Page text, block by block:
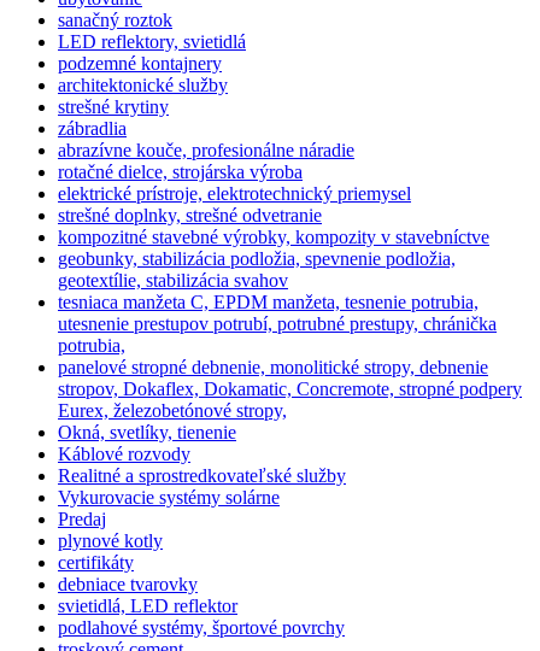
sanačný roztok
LED reflektory, svietidlá
podzemné kontajnery
architektonické služby
strešné krytiny
zábradlia
abrazívne kouče, profesionálne náradie
rotačné dielce, strojárska výroba
elektrické prístroje, elektrotechnický priemysel
strešné doplnky, strešné odvetranie
kompozitné stavebné výrobky, kompozity v stavebníctve
geobunky, stabilizácia podložia, spevnenie podložia,
geotextílie, stabilizácia svahov
tesniaca manžeta C, EPDM manžeta, tesnenie potrubia,
utesnenie prestupov potrubí, potrubné prestupy, chránička
potrubia,
panelové stropné debnenie, monolitické stropy, debnenie
stropov, Dokaflex, Dokamatic, Concremote, stropné podpery
Eurex, železobetónové stropy,
Okná, svetlíky, tienenie
Káblové rozvody
Realitné a sprostredkovateľské služby
Vykurovacie systémy solárne
Predaj
plynové kotly
certifikáty
debniace tvarovky
svietidlá, LED reflektor
podlahové systémy, športové povrchy